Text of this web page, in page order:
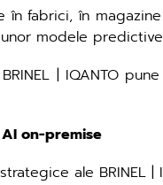
fabrici, în
modele
| IQANTO
on-premise
ale BRINEL |